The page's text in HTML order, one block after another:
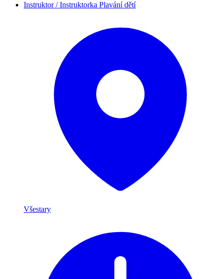
Instruktor / Instruktorka Plavání dětí
Všestary